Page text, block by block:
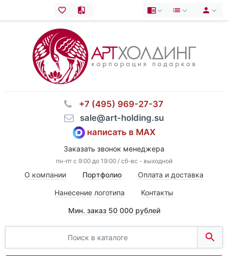
⠀+7 (495) 969-27-37
⠀sale@art-holding.su
написать в MAX
Заказать звонок менеджера
пн-пт с 9:00 до 19:00 / сб-вс - выходной
О компании Портфолио Оплата и доставка
Нанесение логотипа Контакты
Мин. заказ 50 000 рублей